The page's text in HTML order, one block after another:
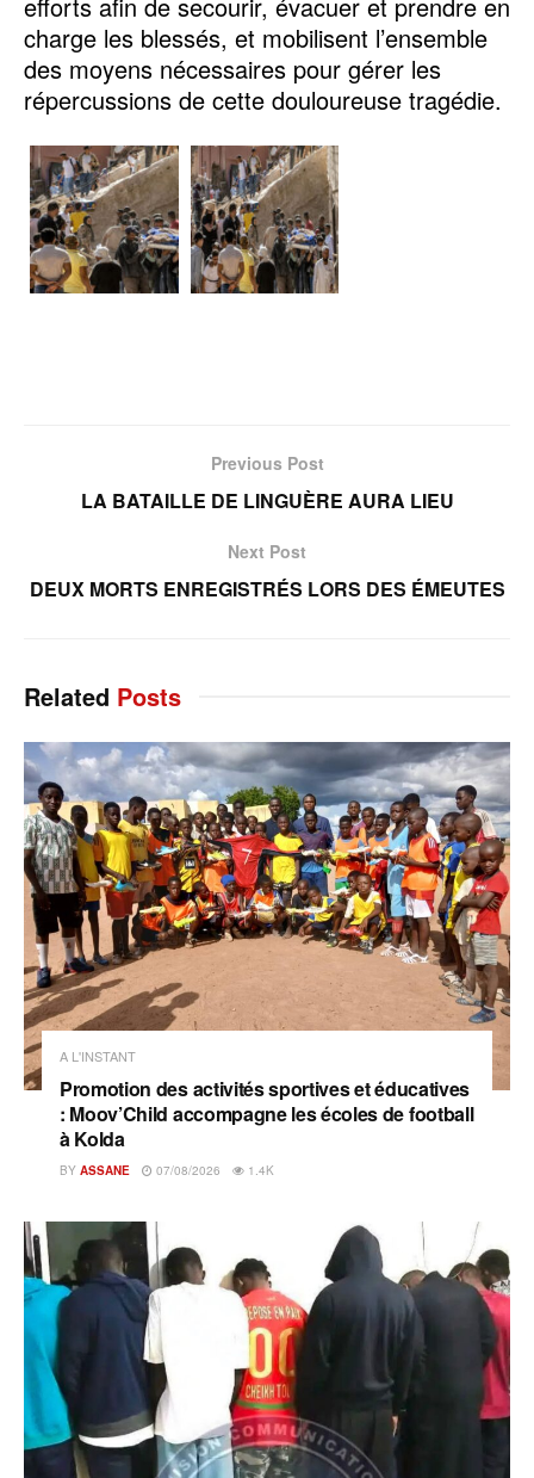
charge les blessés, et mobilisent l’ensemble
des moyens nécessaires pour gérer les
répercussions de cette douloureuse tragédie.
Previous Post
LA BATAILLE DE LINGUÈRE AURA LIEU
Next Post
DEUX MORTS ENREGISTRÉS LORS DES ÉMEUTES
Related Posts
A L'INSTANT
Promotion des activités sportives et éducatives
: Moov’Child accompagne les écoles de football
à Kolda
BY ASSANE 07/08/2026 1.4K